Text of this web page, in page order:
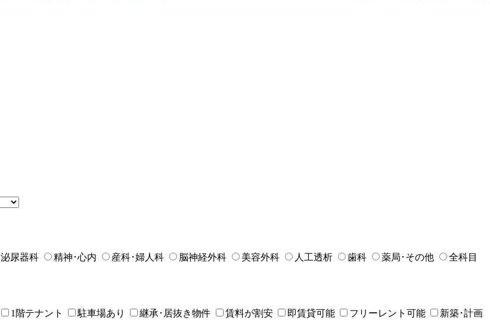
泌尿器科 精神･心内 産科･婦人科 脳神経外科 美容外科 人工透析 歯科 薬局･その他 全科目
1階テナント 駐車場あり 継承･居抜き物件 賃料が割安 即賃貸可能 フリーレント可能
新築･計画